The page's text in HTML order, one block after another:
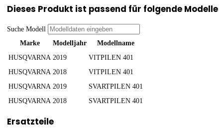
Dieses Produkt ist passend für folgende Modelle
Suche Modell
Marke
Modelljahr
Modellname
HUSQVARNA 2019
VITPILEN 401
HUSQVARNA 2018
VITPILEN 401
HUSQVARNA 2019
SVARTPILEN 401
HUSQVARNA 2018 SVARTPILEN 401
Ersatzteile